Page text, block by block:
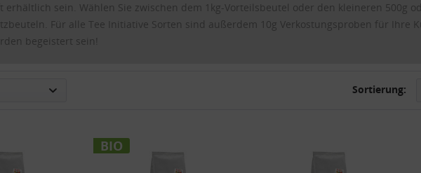
erhältlich sein. Wählen Sie zwischen dem 1kg-Vorteilsbeutel oder den kleineren 500g
Für alle Tee Initiative Sorten sind außerdem 10g Verkostungsproben für Ihre
begeistert sein!
Sortierung:
BIO